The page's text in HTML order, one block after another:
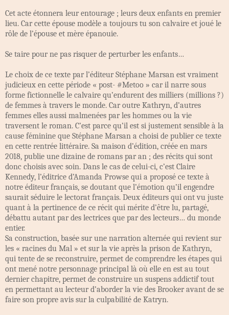
Cet acte étonnera leur entourage ; leurs deux enfants en premier
lieu. Car cette épouse modèle a toujours tu son calvaire et joué le
rôle de l’épouse et mère épanouie.
Se taire pour ne pas risquer de perturber les enfants…
Le choix de ce texte par l’éditeur Stéphane Marsan est vraiment
judicieux en cette période « post- #Metoo » car il narre sous
forme fictionnelle le calvaire qu’endurent des milliers (millions ?)
de femmes à travers le monde. Car outre Kathryn, d’autres
femmes elles aussi malmenées par les hommes ou la vie
traversent le roman. C’est parce qu’il est si justement sensible à la
cause féminine que Stéphane Marsan a choisi de publier ce texte
en cette rentrée littéraire. Sa maison d’édition, créée en mars
2018, publie une dizaine de romans par an ; des récits qui sont
donc choisis avec soin. Dans le cas de celui-ci, c’est Claire
Kennedy, l’éditrice d’Amanda Prowse qui a proposé ce texte à
notre éditeur français, se doutant que l’émotion qu’il engendre
saurait séduire le lectorat français. Deux éditeurs qui ont vu juste
quant à la pertinence de ce récit qui mérite d’être lu, partagé,
débattu autant par des lectrices que par des lecteurs… du monde
entier.
Sa construction, basée sur une narration alternée qui revient sur
les « racines du Mal » et sur la vie après la prison de Kathryn,
qui tente de se reconstruire, permet de comprendre les étapes qui
ont mené notre personnage principal là où elle en est au tout
dernier chapitre, permet de construire un suspens addictif tout
en permettant au lecteur d’aborder la vie des Brooker avant de se
faire son propre avis sur la culpabilité de Katryn.